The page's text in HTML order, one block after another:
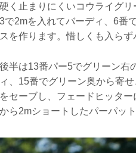
硬く止まりにくいコウライグ
3で2mを入れてバーディ、6番
スを作ります。惜しくも入らず
後半は13番パー5でグリーン右
ィ、15番でグリーン奥から寄
をセーブし、フェードヒッタ
から2mショートしたパーパッ